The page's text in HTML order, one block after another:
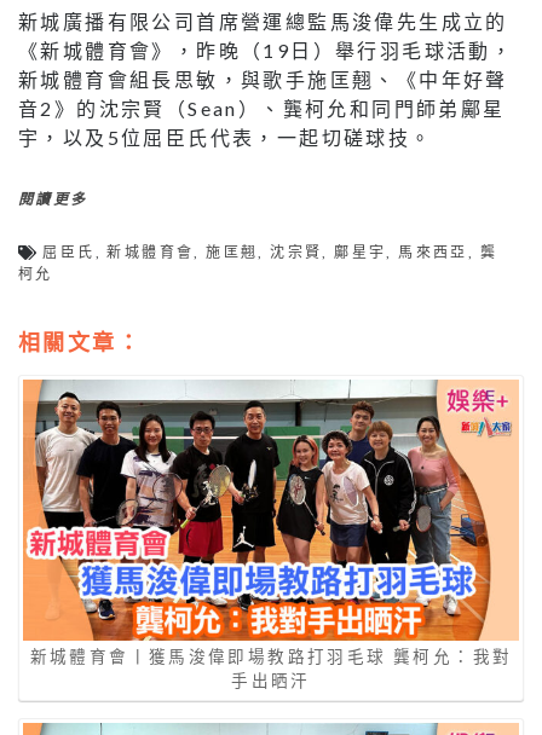
新城廣播有限公司首席營運總監馬浚偉先生成立的
《新城體育會》，昨晚（19日）舉行羽毛球活動，
新城體育會組長思敏，與歌手施匡翹、《中年好聲
音2》的沈宗賢（Sean）、龔柯允和同門師弟鄺星
宇，以及5位屈臣氏代表，一起切磋球技。
閱讀更多
屈臣氏 ,新城體育會 ,施匡翹 ,沈宗賢 ,鄺星宇 馬來西亞
龔
柯允
相關文章：
新城體育會丨獲馬浚偉即場教路打羽毛球 龔柯允：我對
手出晒汗